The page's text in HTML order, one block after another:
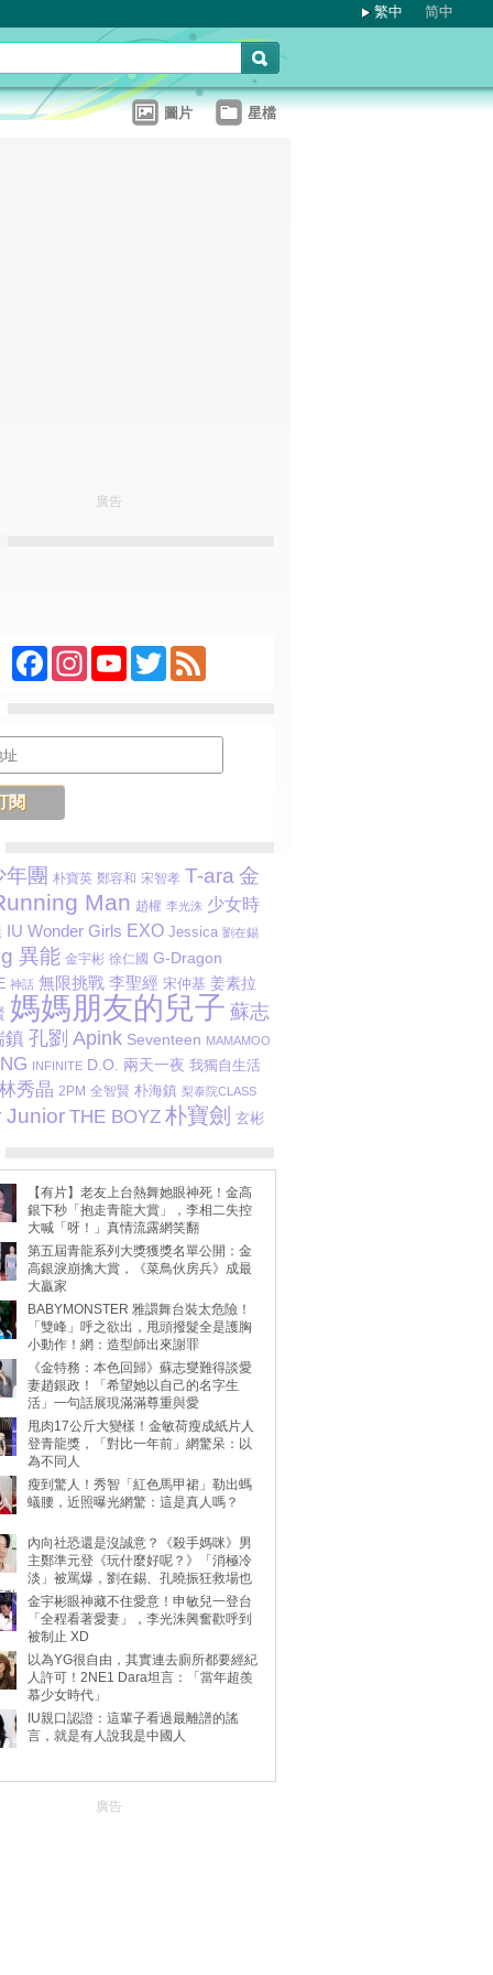
繁中 简中
圖片 星檔
廣告
FacebookInstagramYouTubeTwitterFeed
團 朴寶英 鄭容和 宋智孝 T-ara 金
Man 趙權 李光洙 少女時
IU Wonder Girls EXO Jessica 劉在錫
異能 金宇彬 徐仁國 G-Dragon
神話 無限挑戰 李聖經 宋仲基 姜素拉
媽媽朋友的兒子 蘇志
鎮 孔劉 Apink Seventeen MAMAMOO
INFINITE D.O. 兩天一夜 我獨自生活
秀晶 2PM 全智賢 朴海鎮 梨泰院CLASS
Junior THE BOYZ 朴寶劍 玄彬
【有片】老友上台熱舞她眼神死！金高
銀下秒「抱走青龍大賞」，李相二失控
大喊「呀！」真情流露網笑翻
第五屆青龍系列大獎獲獎名單公開：金
高銀淚崩擒大賞，《菜鳥伙房兵》成最
大贏家
BABYMONSTER 雅譞舞台裝太危險！
「雙峰」呼之欲出，甩頭撥髮全是護胸
小動作！網：造型師出來謝罪
《金特務：本色回歸》蘇志燮難得談愛
妻趙銀政！「希望她以自己的名字生
活」一句話展現滿滿尊重與愛
甩肉17公斤大變樣！金敏荷瘦成紙片人
登青龍獎，「對比一年前」網驚呆：以
為不同人
瘦到驚人！秀智「紅色馬甲裙」勒出螞
蟻腰，近照曝光網驚：這是真人嗎？
內向社恐還是沒誠意？《殺手媽咪》男
主鄭準元登《玩什麼好呢？》「消極冷
淡」被罵爆，劉在錫、孔曉振狂救場也
動
金宇彬眼神藏不住愛意！申敏兒一登台
「全程看著愛妻」，李光洙興奮歡呼到
被制止 XD
以為YG很自由，其實連去廁所都要經紀
人許可！2NE1 Dara坦言：「當年超羨
慕少女時代」
IU親口認證：這輩子看過最離譜的謠
言，就是有人說我是中國人
廣告